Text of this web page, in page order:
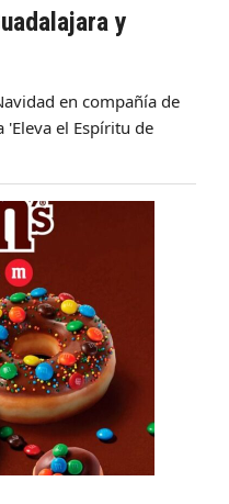
y
en compañía de
'Eleva el Espíritu de